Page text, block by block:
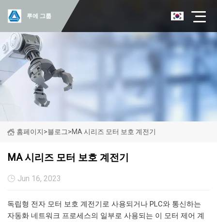
루에 그룹
홈페이지>블로그>MA 시리즈 모터 보호 계전기
MA 시리즈 모터 보호 계전기
Jun 16, 2023
독립형 전자 모터 보호 계전기로 사용되거나 PLC와 통신하는
자동화 네트워크 프로세스의 일부로 사용되는 이 모터 제어 계